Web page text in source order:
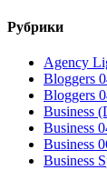
Рубрики
Agency
Bloggers
Bloggers
Business
Business
Business
Business